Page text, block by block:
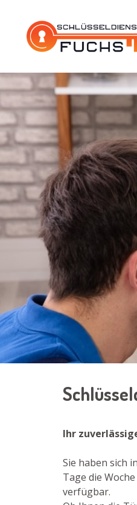
Ihr
Sie haben sich
Tage die
verfügbar.